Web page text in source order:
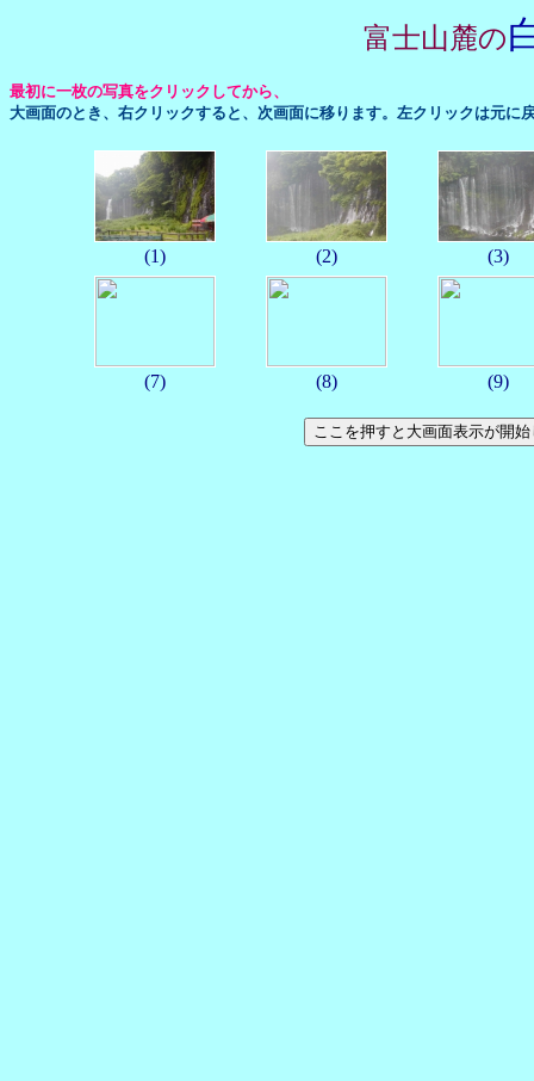
富士山麓の
最初に一枚の写真をクリックしてから、
大画面のとき、右クリックすると、次画面に移ります。左クリックは元に
(1) (2) (3)
(7) (8) (9)